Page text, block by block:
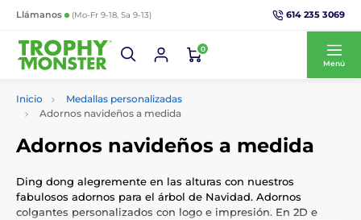
Llámanos (Mo-Fr 9-18, Sa 9-13) 614 235 3069
0
Menú
Inicio
Medallas personalizadas
Adornos navideños a medida
Adornos navideños a medida
Ding dong alegremente en las alturas con nuestros
fabulosos adornos para el árbol de Navidad. Adornos
colgantes personalizados con logo e impresión. En 2D e